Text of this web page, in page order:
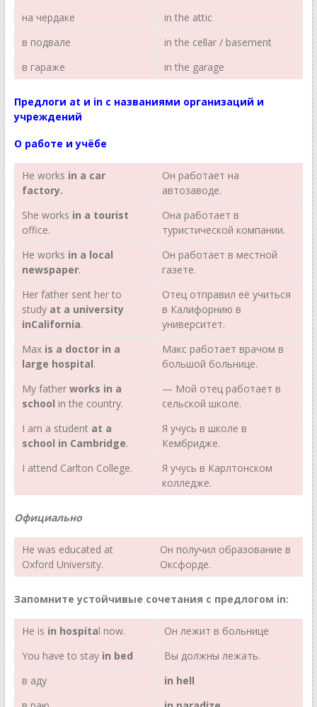
на чердаке
in the attic
в подвале
in the cellar / basement
в гараже
in the garage
Предлоги at и in с названиями организаций и
учреждений
О работе и учёбе
Не works in a car
factory.
Он работает на
автозаводе.
She works in a tourist
office.
Она работает в
туристической компании.
Не works in a local
newspaper.
Он работает в местной
газете.
Her father sent her to
study at a university
inCalifornia.
Отец отправил её учиться
в Калифорнию в
университет.
Махis a doctor in a
large hospital.
Макс работает врачом в
большой больнице.
My father works in a
school in the country.
— Мой отец работает в
сельской школе.
I am a student at a
school in Cambridge.
Я учусь в школе в
Кембридже.
I attend Carlton College.
Я учусь в Карлтонском
колледже.
Официально
Не was educated at
Oxford University.
Он получил образование в
Оксфорде.
Запомните устойчивые сочетания с предлогом in:
Не is in hospital now.
Он лежит в больнице
You have to stay in bed
Вы должны лежать.
в аду
in hell